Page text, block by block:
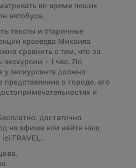
во время пеших
автобуса.
тексты и старинные
краеведа Михаила
сравнить с тем, что за
экскурсии – 1 час. По
экскурсанта должно
представление о городе, его
и
достаточно
на афише или найти наш